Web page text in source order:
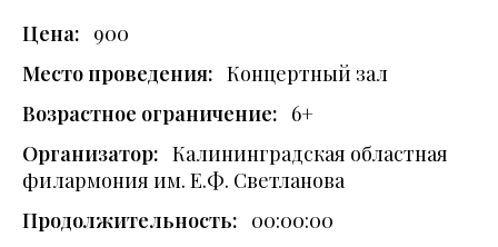
Цена: 900
Место проведения: Концертный зал
Возрастное ограничение: 6+
Организатор: Калининградская областная
филармония им. Е.Ф. Светланова
Продолжительность: 00:00:00